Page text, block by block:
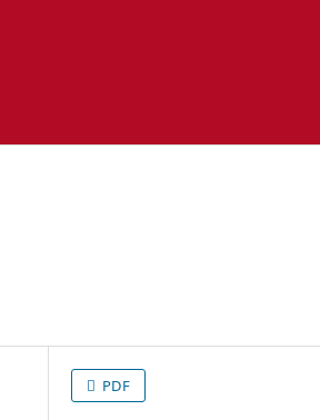
PDF